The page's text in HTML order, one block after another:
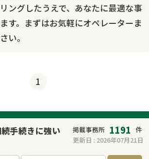
ングしたうえで、あなたに最適な事
す。まずはお気軽にオペレーターま
い。
1
手続きに強い
掲載事務所 1191 件
更新日 : 2026年07月21日